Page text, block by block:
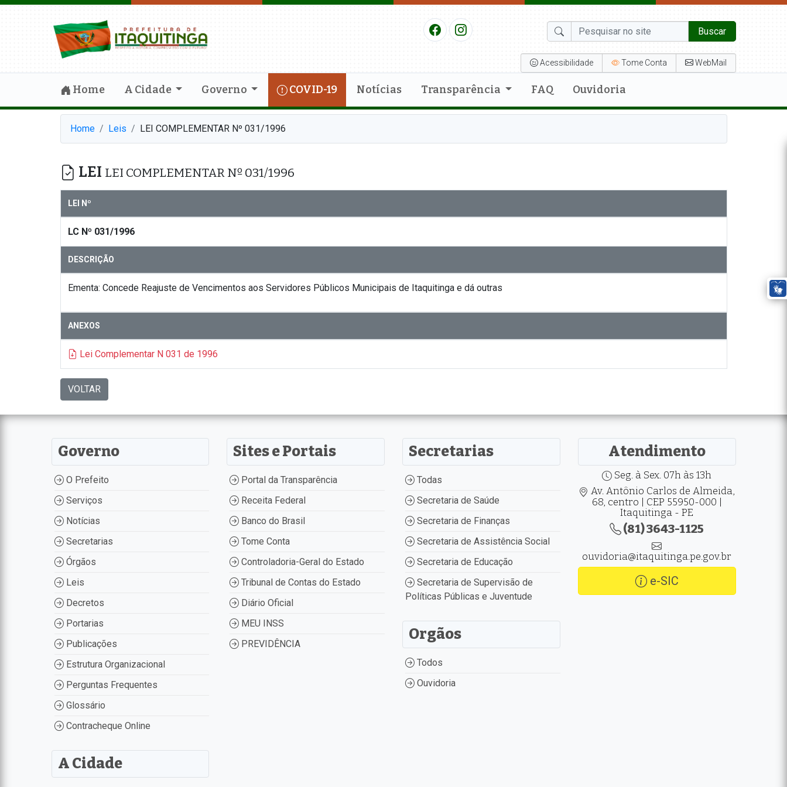
Buscar
Acessibilidade Tome Conta WebMail
Home A Cidade Governo COVID-19 Notícias Transparência FAQ Ouvidoria
Home Leis LEI COMPLEMENTAR Nº 031/1996
LEI LEI COMPLEMENTAR Nº 031/1996
LEI Nº
LC Nº 031/1996
DESCRIÇÃO
Ementa: Concede Reajuste de Vencimentos aos Servidores Públicos Municipais de Itaquitinga e dá outras
ANEXOS
Lei Complementar N 031 de 1996
VOLTAR
Governo
O Prefeito
Serviços
Notícias
Secretarias
Órgãos
Leis
Decretos
Portarias
Publicações
Estrutura Organizacional
Perguntas Frequentes
Glossário
Contracheque Online
A Cidade
Sites e Portais
Portal da Transparência
Receita Federal
Banco do Brasil
Tome Conta
Controladoria-Geral do Estado
Tribunal de Contas do Estado
Diário Oficial
MEU INSS
PREVIDÊNCIA
Secretarias
Todas
Secretaria de Saúde
Secretaria de Finanças
Secretaria de Assistência Social
Secretaria de Educação
Secretaria de Supervisão de
Políticas Públicas e Juventude
Orgãos
Todos
Ouvidoria
Atendimento
Seg. à Sex. 07h às 13h
Av. Antônio Carlos de Almeida,
68, centro | CEP 55950-000 |
Itaquitinga - PE
(81) 3643-1125
ouvidoria@itaquitinga.pe.gov.br
e-SIC